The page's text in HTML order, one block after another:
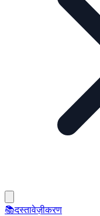
📚दस्तावेज़ीकरण